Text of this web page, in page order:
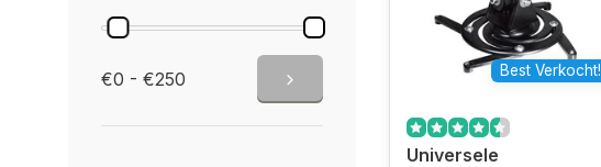
€0 - €250 Best Verkocht!
Universele